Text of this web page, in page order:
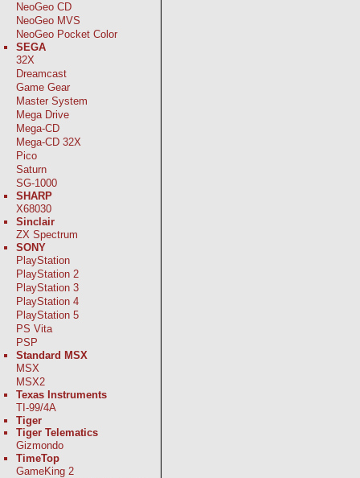
NeoGeo CD
NeoGeo MVS
NeoGeo Pocket Color
SEGA
32X
Dreamcast
Game Gear
Master System
Mega Drive
Mega-CD
Mega-CD 32X
Pico
Saturn
SG-1000
SHARP
X68030
Sinclair
ZX Spectrum
SONY
PlayStation
PlayStation 2
PlayStation 3
PlayStation 4
PlayStation 5
PS Vita
PSP
Standard MSX
MSX
MSX2
Texas Instruments
TI-99/4A
Tiger
Tiger Telematics
Gizmondo
TimeTop
GameKing 2